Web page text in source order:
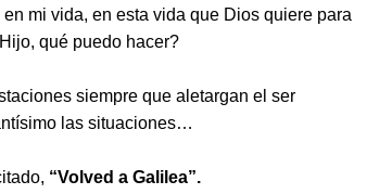
mi vida, en esta vida que Dios quiere para
qué puedo hacer?
siempre que aletargan el ser
las situaciones…
“Volved a Galilea”.